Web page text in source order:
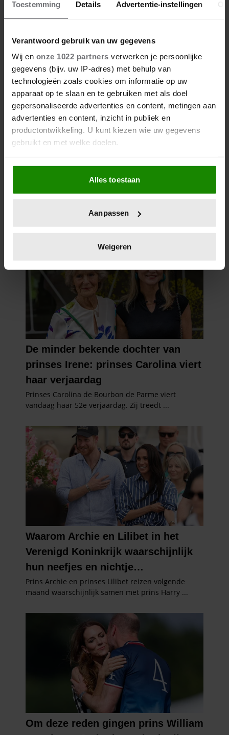
Toestemming Details Advertentie-instellingen
Verantwoord gebruik van uw gegevens
Wij en onze 1022 partners verwerken je persoonlijke
gegevens (bijv. uw IP-adres) met behulp van
technologieën zoals cookies om informatie op uw
apparaat op te slaan en te gebruiken met als doel
gepersonaliseerde advertenties en content, metingen aan
advertenties en content, inzicht in publiek en
productontwikkeling. U kunt kiezen wie uw gegevens
gebruikt en met welke doelen.
Als u het toestaat, willen we ook graag:
Informatie verzamelen over uw geografische
locatie, die tot een paar meter nauwkeurig kan zijn
scannen op specifieke eigenschappen (fingerprinting)
verwerkt en stel uw voorkeuren in het
intrekken in de Cookieverklaring.
We gebruiken cookies om content en advertenties te
personaliseren, om functies voor social media te bieden
en om ons websiteverkeer te analyseren. Ook delen we
informatie over uw gebruik van onze site met onze
partners kunnen deze gegevens combineren met andere
informatie die u aan ze heeft verstrekt of die ze hebben
verzameld op basis van uw gebruik van hun services. U
gaat akkoord met onze cookies als u onze website blijft
gebruiken.
Alles toestaan
Aanpassen
Weigeren